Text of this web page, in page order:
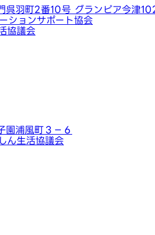
呉羽町2番10号 グランピア今津
ションサポート協会
協議会
園浦風町３－６
ん生活協議会